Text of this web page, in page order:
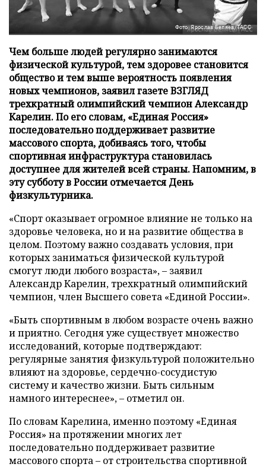
Фото: Ярослав Беляев/ТАСС
Чем больше людей регулярно занимаются
физической культурой, тем здоровее становится
общество и тем выше вероятность появления
новых чемпионов, заявил газете ВЗГЛЯД
трехкратный олимпийский чемпион Александр
Карелин. По его словам, «Единая Россия»
последовательно поддерживает развитие
массового спорта, добиваясь того, чтобы
спортивная инфраструктура становилась
доступнее для жителей всей страны. Напомним, в
эту субботу в России отмечается День
физкультурника.
«Спорт оказывает огромное влияние не только на
здоровье человека, но и на развитие общества в
целом. Поэтому важно создавать условия, при
которых заниматься физической культурой
смогут люди любого возраста», – заявил
Александр Карелин, трехкратный олимпийский
чемпион, член Высшего совета «Единой России».
«Быть спортивным в любом возрасте очень важно
и приятно. Сегодня уже существует множество
исследований, которые подтверждают:
регулярные занятия физкультурой положительно
влияют на здоровье, сердечно-сосудистую
систему и качество жизни. Быть сильным
намного интереснее», – отметил он.
По словам Карелина, именно поэтому «Единая
Россия» на протяжении многих лет
последовательно поддерживает развитие
массового спорта – от строительства спортивной